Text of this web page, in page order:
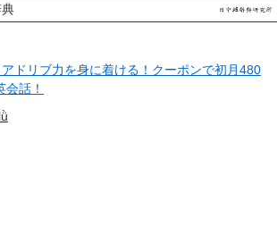
ドリブ力を身に着ける！クーポンで初月480
話！